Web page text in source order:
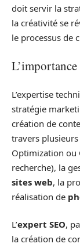
doit servir la
la créativité se
le processus de
L’expertise
stratégie
création de
travers plusieurs
Optimization ou
recherche), la
sites web, la
réalisation de
L’expert SEO,
la création de